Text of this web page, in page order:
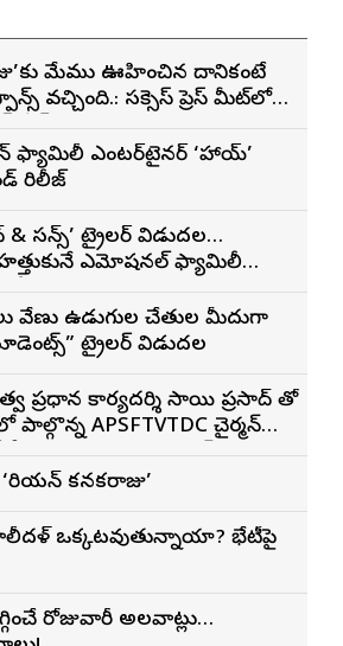
మేము ఊహించిన దానికంటే
వచ్చింది.: సక్సెస్ ప్రెస్ మీట్‌లో
ఫ్యామిలీ ఎంటర్‌టైనర్ ‘హాయ్’
రిలీజ్
& సన్స్’ ట్రైలర్ విడుదల…
ఎమోషనల్ ఫ్యామిలీ
వేణు ఉడుగుల చేతుల మీదుగా
స్టూడెంట్స్” ట్రైలర్ విడుదల
ప్రధాన కార్యదర్శి సాయి ప్రసాద్ తో
APSFTVTDC చైర్మన్
కనకరాజు’
ఒక్కటవుతున్నాయా? భేటీపై
రోజువారీ అలవాట్లు…